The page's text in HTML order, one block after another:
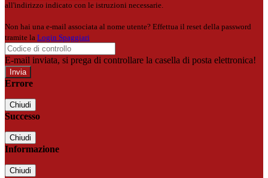
all'indirizzo indicato con le istruzioni necessarie.
Non hai una e-mail associata al nome utente? Effettua il reset della password
tramite la Login Spaggiari
E-mail inviata, si prega di controllare la casella di posta elettronica!
Errore
Chiudi
Successo
Chiudi
Informazione
Chiudi